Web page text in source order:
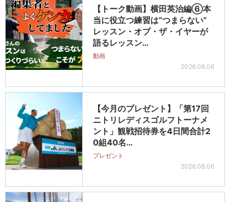
【トーク動画】横田英治編⑥本
当に役立つ練習は“つまらない”
レッスン・オブ・ザ・イヤーが
語るレッスン…
動画
2026.08.06
【今月のプレゼント】「第17回
ニトリレディスゴルフトーナメ
ント」観戦招待券を4日間合計2
0組40名…
プレゼント
2026.08.06